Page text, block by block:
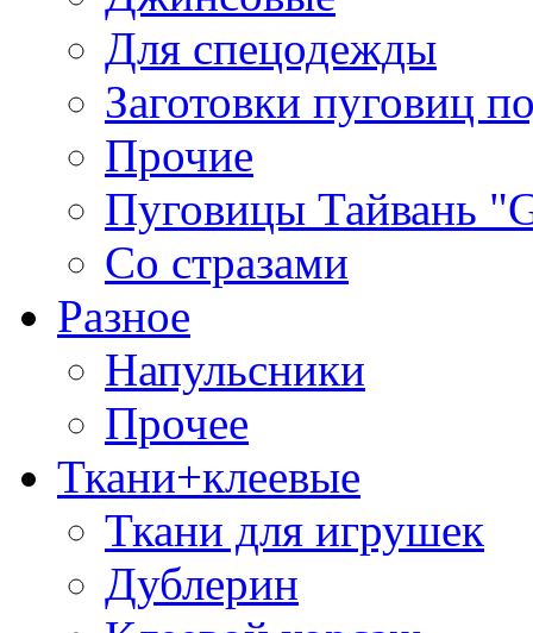
Для спецодежды
Заготовки пуговиц
Прочие
Пуговицы Тайвань
Со стразами
Разное
Напульсники
Прочее
Ткани+клеевые
Ткани для игрушек
Дублерин